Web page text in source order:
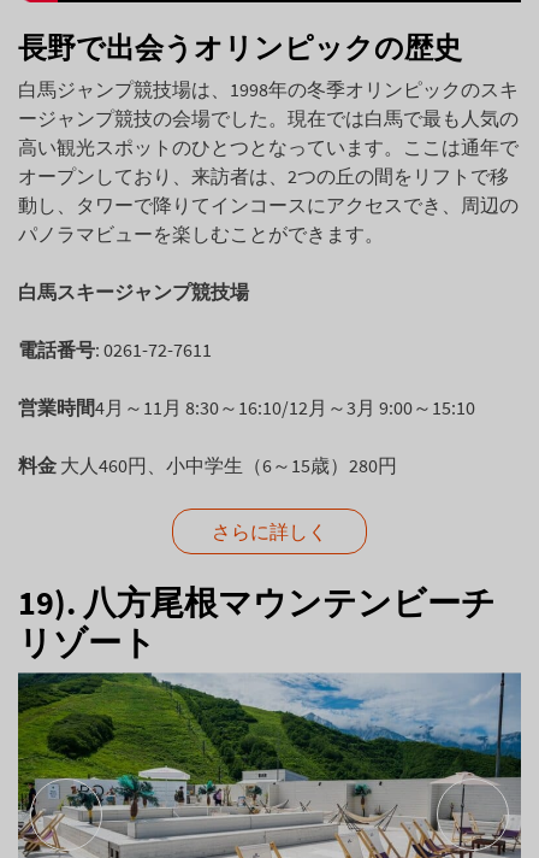
長野で出会うオリンピックの歴史
白馬ジャンプ競技場は、1998年の冬季オリンピックのスキ
ージャンプ競技の会場でした。現在では白馬で最も人気の
高い観光スポットのひとつとなっています。ここは通年で
オープンしており、来訪者は、2つの丘の間をリフトで移
動し、タワーで降りてインコースにアクセスでき、周辺の
パノラマビューを楽しむことができます。
白馬スキージャンプ競技場
電話番号: 0261-72-7611
営業時間4月～11月 8:30～16:10/12月～3月 9:00～15:10
料金 大人460円、小中学生（6～15歳）280円
さらに詳しく
19). 八方尾根マウンテンビーチ
リゾート